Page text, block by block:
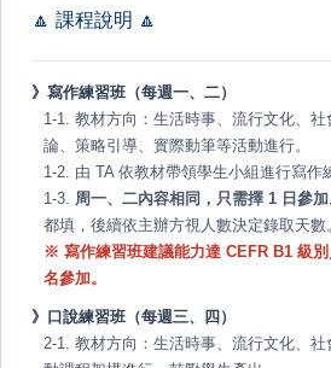
🔼 課程說明 🔼
》寫作練習班（每週一、二）
1-1. 教材方向：生活時事、流行文化、
論、策略引導、實際動筆等活動進行。
1-2. 由 TA 依教材帶領學生小組進行寫作
1-3. 周一、二內容相同，只需擇 1 日參加
都填，後續依主辦方視人數決定錄取天數
※ 寫作練習班建議能力達 CEFR B1 級
名參加。
》口說練習班（每週三、四）
2-1. 教材方向：生活時事、流行文化、